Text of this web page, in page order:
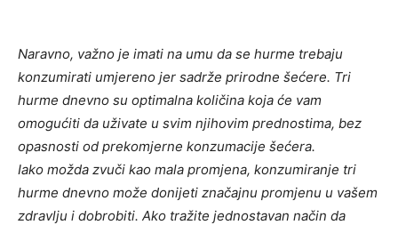
Naravno, važno je imati na umu da se hurme trebaju
konzumirati umjereno jer sadrže prirodne šećere. Tri
hurme dnevno su optimalna količina koja će vam
omogućiti da uživate u svim njihovim prednostima, bez
opasnosti od prekomjerne konzumacije šećera.
Iako možda zvuči kao mala promjena, konzumiranje tri
hurme dnevno može donijeti značajnu promjenu u vašem
zdravlju i dobrobiti. Ako tražite jednostavan način da